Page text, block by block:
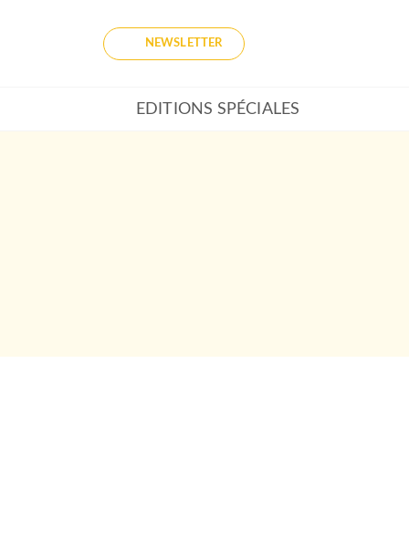
NEWSLETTER
EDITIONS SPÉCIALES